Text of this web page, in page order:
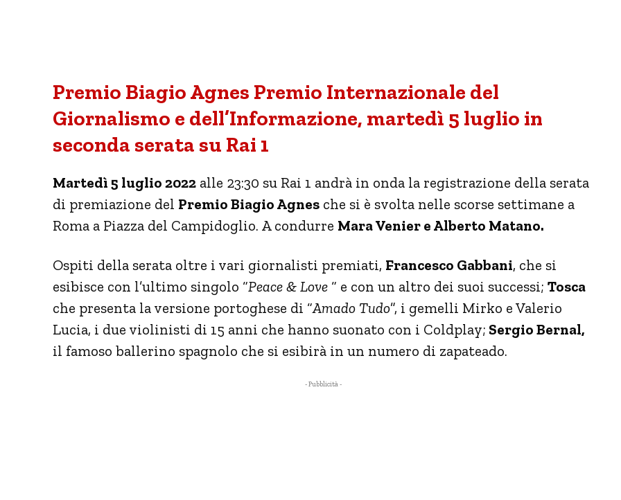
Premio Biagio Agnes Premio Internazionale del
Giornalismo e dell’Informazione, martedì 5 luglio in
seconda serata su Rai 1
Martedì 5 luglio 2022 alle 23:30 su Rai 1 andrà in onda la registrazione della serata
di premiazione del Premio Biagio Agnes che si è svolta nelle scorse settimane a
Roma a Piazza del Campidoglio. A condurre Mara Venier e Alberto Matano.
Ospiti della serata oltre i vari giornalisti premiati, Francesco Gabbani, che si
esibisce con l’ultimo singolo “Peace & Love “ e con un altro dei suoi successi; Tosca
che presenta la versione portoghese di “Amado Tudo”, i gemelli Mirko e Valerio
Lucia, i due violinisti di 15 anni che hanno suonato con i Coldplay; Sergio Bernal,
il famoso ballerino spagnolo che si esibirà in un numero di zapateado.
- Pubblicità -